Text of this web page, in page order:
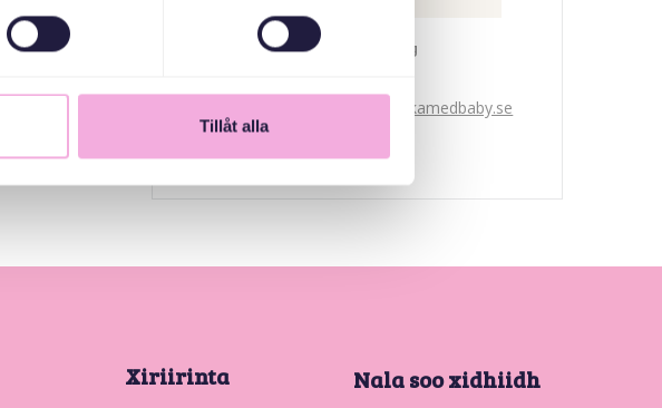
Tillåt alla
Svenska med baby
bokningen@svenskamedbaby.se
Xiriirinta Nala soo xidhiidh